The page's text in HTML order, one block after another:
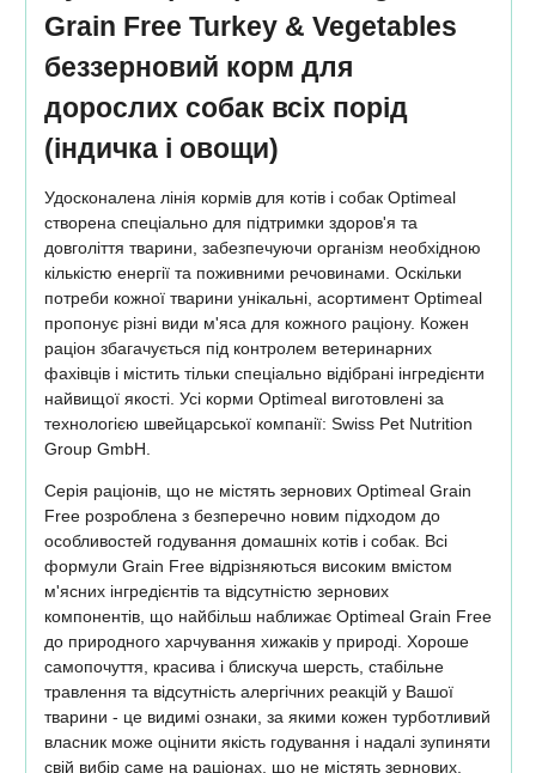
Grain Free Turkey & Vegetables
беззерновий корм для
дорослих собак всіх порід
(індичка і овощи)
Удосконалена лінія кормів для котів і собак Optimeal
створена спеціально для підтримки здоров'я та
довголіття тварини, забезпечуючи організм необхідною
кількістю енергії та поживними речовинами. Оскільки
потреби кожної тварини унікальні, асортимент Optimeal
пропонує різні види м'яса для кожного раціону. Кожен
раціон збагачується під контролем ветеринарних
фахівців і містить тільки спеціально відібрані інгредієнти
найвищої якості. Усі корми Optimeal виготовлені за
технологією швейцарської компанії: Swiss Pet Nutrition
Group GmbH.
Серія раціонів, що не містять зернових Optimeal Grain
Free розроблена з безперечно новим підходом до
особливостей годування домашніх котів і собак. Всі
формули Grain Free відрізняються високим вмістом
м'ясних інгредієнтів та відсутністю зернових
компонентів, що найбільш наближає Optimeal Grain Free
до природного харчування хижаків у природі. Хороше
самопочуття, красива і блискуча шерсть, стабільне
травлення та відсутність алергічних реакцій у Вашої
тварини - це видимі ознаки, за якими кожен турботливий
власник може оцінити якість годування і надалі зупиняти
свій вибір саме на раціонах, що не містять зернових.